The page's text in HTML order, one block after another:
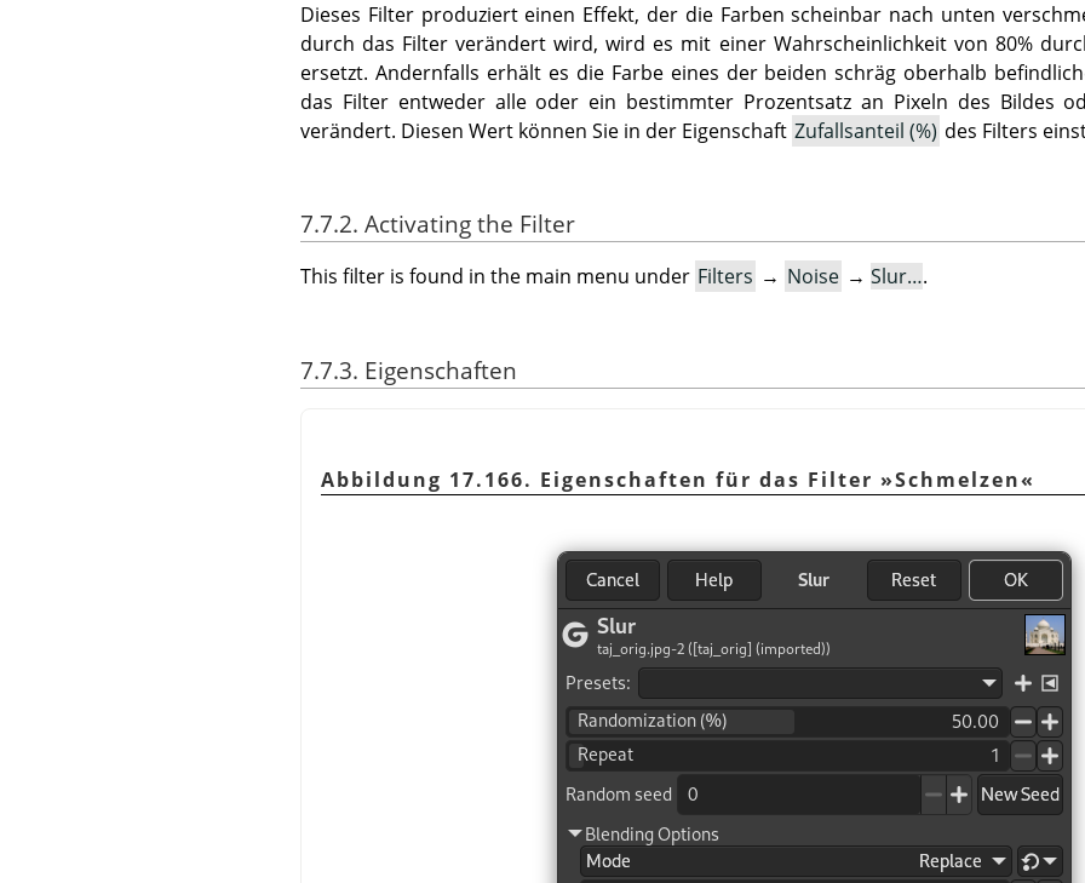
Dieses Filter produziert einen Effekt, der die Farben scheinbar nach unten
durch das Filter verändert wird, wird es mit einer Wahrscheinlichkeit von 80%
ersetzt. Andernfalls erhält es die Farbe eines der beiden schräg oberhalb
das Filter entweder alle oder ein bestimmter Prozentsatz an Pixeln des Bildes
verändert. Diesen Wert können Sie in der Eigenschaft Zufallsanteil (%) des Filters
7.7.2. Activating the Filter
This filter is found in the main menu under Filters → Noise → Slur….
7.7.3. Eigenschaften
Abbildung 17.166. Eigenschaften für das Filter »Schmelzen«